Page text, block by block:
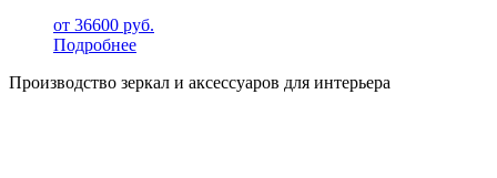
от 36600 руб.
Подробнее
Производство зеркал и аксессуаров для интерьера